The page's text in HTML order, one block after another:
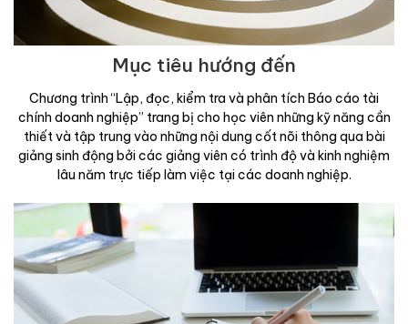
Mục tiêu hướng đến
Chương trình “Lập, đọc, kiểm tra và phân tích Báo cáo tài
chính doanh nghiệp” trang bị cho học viên những kỹ năng cần
thiết và tập trung vào những nội dung cốt nõi thông qua bài
giảng sinh động bởi các giảng viên có trình độ và kinh nghiệm
lâu năm trực tiếp làm việc tại các doanh nghiệp.